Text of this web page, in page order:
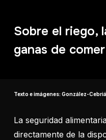
Sobre el riego,
ganas de comer
Texto e imágenes: González-
La seguridad
directamente de la